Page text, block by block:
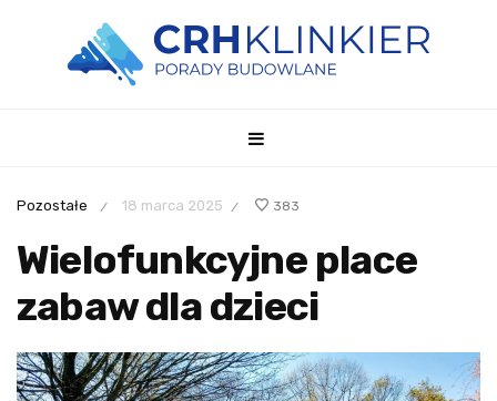
Pozostałe / 18 marca 2025 / 383
Wielofunkcyjne place
zabaw dla dzieci